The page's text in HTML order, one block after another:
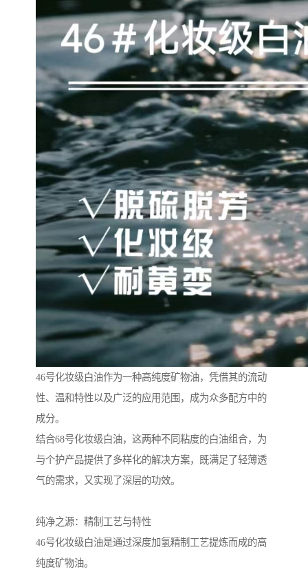
46号化妆级白油作为一种高纯度矿物油，凭借其的流动
性、温和特性以及广泛的应用范围，成为众多配方中的
成分。
结合68号化妆级白油，这两种不同粘度的白油组合，为
与个护产品提供了多样化的解决方案，既满足了轻薄透
气的需求，又实现了深层的功效。
纯净之源：精制工艺与特性
46号化妆级白油是通过深度加氢精制工艺提炼而成的高
纯度矿物油。